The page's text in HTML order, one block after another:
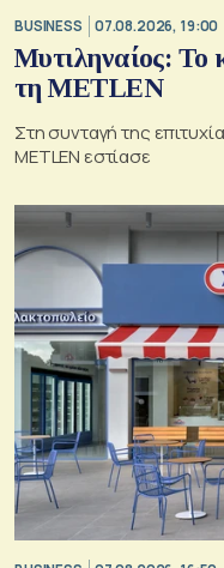
BUSINESS 07.08.2026, 19:00
Μυτιληναίος: Το
τη METLEN
Στη συνταγή της
METLEN εστίασε